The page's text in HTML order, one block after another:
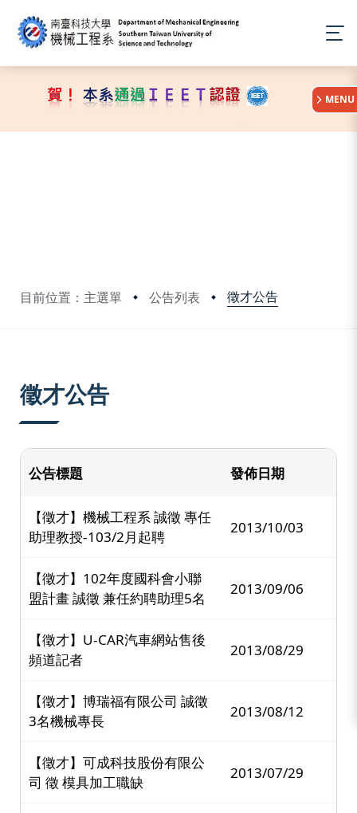
目前位置：主選單 公告列表 徵才公告
:::
MENU
徵才公告
公告標題 發佈日期
【徵才】機械工程系 誠徵 專任
助理教授-103/2月起聘
2013/10/03
【徵才】102年度國科會小聯
盟計畫 誠徵 兼任約聘助理5名
2013/09/06
【徵才】U-CAR汽車網站售後
頻道記者
2013/08/29
【徵才】博瑞福有限公司 誠徵
3名機械專長
2013/08/12
【徵才】可成科技股份有限公
司 徵 模具加工職缺
2013/07/29